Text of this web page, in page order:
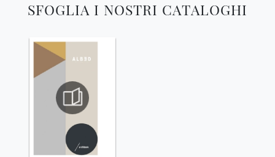
SFOGLIA I NOSTRI CATALOGHI